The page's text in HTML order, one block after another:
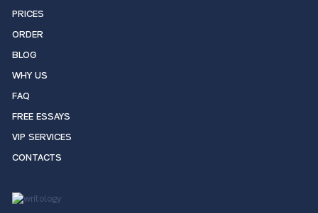
PRICES
ORDER
BLOG
WHY US
FAQ
FREE ESSAYS
VIP SERVICES
CONTACTS